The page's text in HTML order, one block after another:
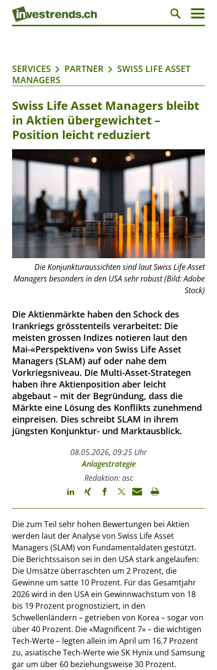
SERVICES PARTNER
SWISS LIFE ASSET
MANAGERS
Swiss Life Asset Managers bleibt
in Aktien übergewichtet –
Position leicht reduziert
Die Konjunkturaussichten sind laut Swiss Life Asset
Managers besonders in den USA sehr robust (Bild: Adobe
Stock)
Die Aktienmärkte haben den Schock des
Irankriegs grösstenteils verarbeitet: Die
meisten grossen Indizes notieren laut den
Mai-«Perspektiven» von Swiss Life Asset
Managers (SLAM) auf oder nahe dem
Vorkriegsniveau. Die Multi-Asset-Strategen
haben ihre Aktienposition aber leicht
abgebaut – mit der Begründung, dass die
Märkte eine Lösung des Konflikts zunehmend
einpreisen. Dies schreibt SLAM in ihrem
jüngsten Konjunktur- und Marktausblick.
08.05.2026, 09:25 Uhr
Anlagestrategie
Redaktion: asc
Die zum Teil sehr hohen Bewertungen bei Aktien
werden laut der Analyse von Swiss Life Asset
Managers (SLAM) von Fundamentaldaten gestützt.
Die Berichtssaison sei in den USA stark angelaufen:
Die Umsätze überraschten um 2 Prozent, die
Gewinne um satte 10 Prozent. Für das Gesamtjahr
2026 wird in den USA ein Gewinnwachstum von 18
bis 19 Prozent prognostiziert, in den
Schwellenländern – getrieben von Korea – sogar von
über 40 Prozent. Die «Magnificent 7» – die wichtigen
Tech-Werte – legten allein im April um 16.7 Prozent
zu, asiatische Tech-Werte wie SK Hynix und Samsung
gar um über 60 beziehungsweise 30 Prozent.